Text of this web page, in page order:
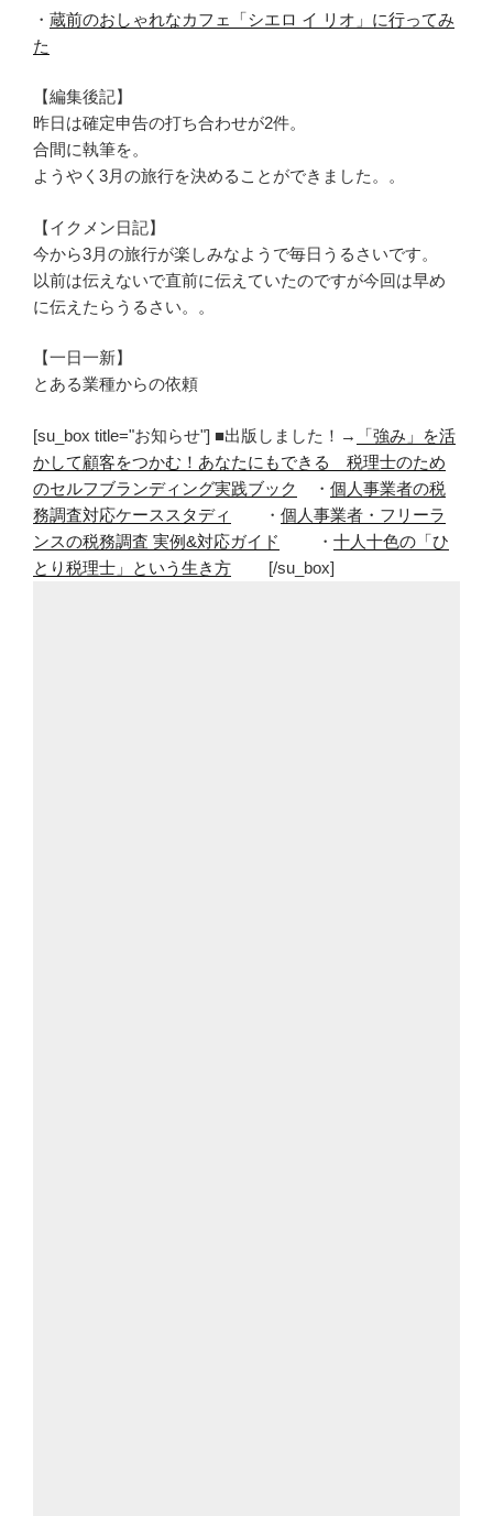
・ 蔵前のおしゃれなカフェ「シエロ イ リオ」に行ってみ
た
【編集後記】
昨日は確定申告の打ち合わせが2件。
合間に執筆を。
ようやく3月の旅行を決めることができました。。
【イクメン日記】
今から3月の旅行が楽しみなようで毎日うるさいです。
以前は伝えないで直前に伝えていたのですが今回は早め
に伝えたらうるさい。。
【一日一新】
とある業種からの依頼
[su_box title="お知らせ"] ■出版しました！→
「強み」を活
かして顧客をつかむ！あなたにもできる 税理士のため
のセルフブランディング実践ブック
・ 個人事業者の税
務調査対応ケーススタディ
・ 個人事業者・フリーラ
ンスの税務調査 実例&対応ガイド
・ 十人十色の「ひ
とり税理士」という生き方 [/su_box]